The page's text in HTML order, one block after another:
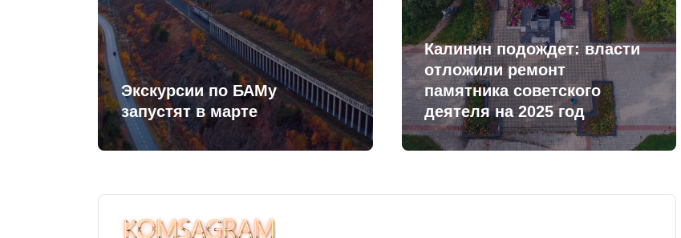
Экскурсии по БАМу
запустят в марте
Калинин подождет: власти
отложили ремонт
памятника советского
деятеля на 2025 год